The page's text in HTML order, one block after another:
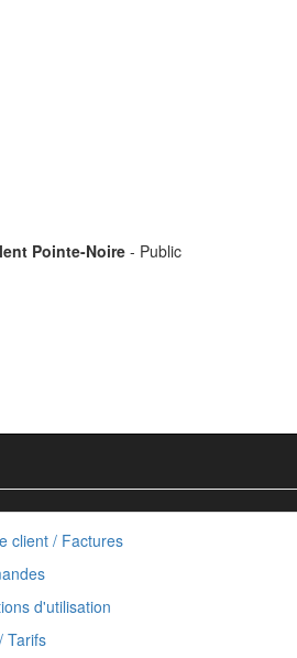
Pointe-Noire- Public
client / Factures
d'utilisation
Tarifs